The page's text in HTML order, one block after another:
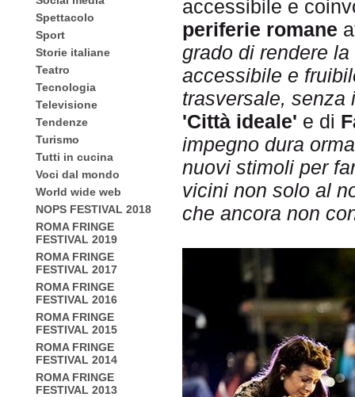
Spettacolo
Sport
Storie italiane
Teatro
Tecnologia
Televisione
Tendenze
Turismo
Tutti in cucina
Voci dal mondo
World wide web
NOPS FESTIVAL 2018
ROMA FRINGE
FESTIVAL 2019
ROMA FRINGE
FESTIVAL 2017
ROMA FRINGE
FESTIVAL 2016
ROMA FRINGE
FESTIVAL 2015
ROMA FRINGE
FESTIVAL 2014
ROMA FRINGE
FESTIVAL 2013
accessibile e
periferie romane
grado di rendere la
accessibile e
trasversale, senza
'Città ideale' e di
impegno dura
nuovi stimoli per
vicini non solo al
che ancora non